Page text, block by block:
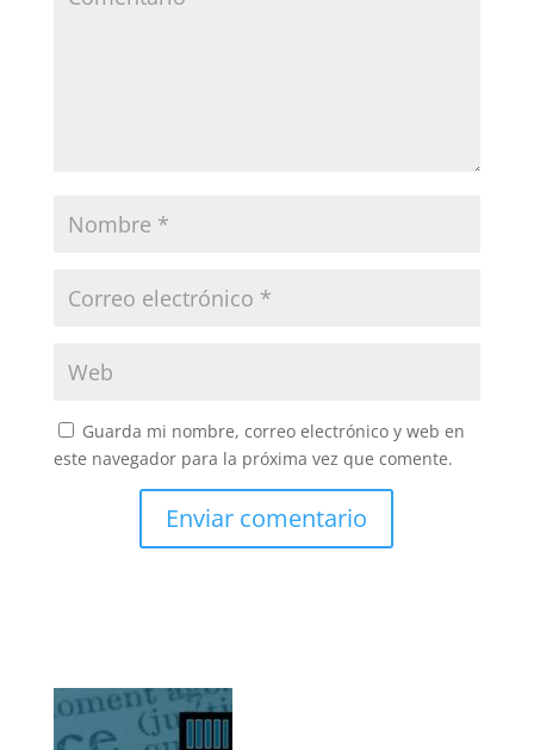
Guarda mi nombre, correo electrónico y web en
este navegador para la próxima vez que comente.